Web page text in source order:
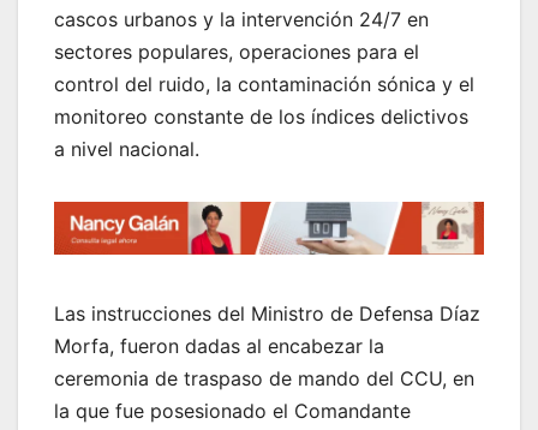
cascos urbanos y la intervención 24/7 en
sectores populares, operaciones para el
control del ruido, la contaminación sónica y el
monitoreo constante de los índices delictivos
a nivel nacional.
Las instrucciones del Ministro de Defensa Díaz
Morfa, fueron dadas al encabezar la
ceremonia de traspaso de mando del CCU, en
la que fue posesionado el Comandante